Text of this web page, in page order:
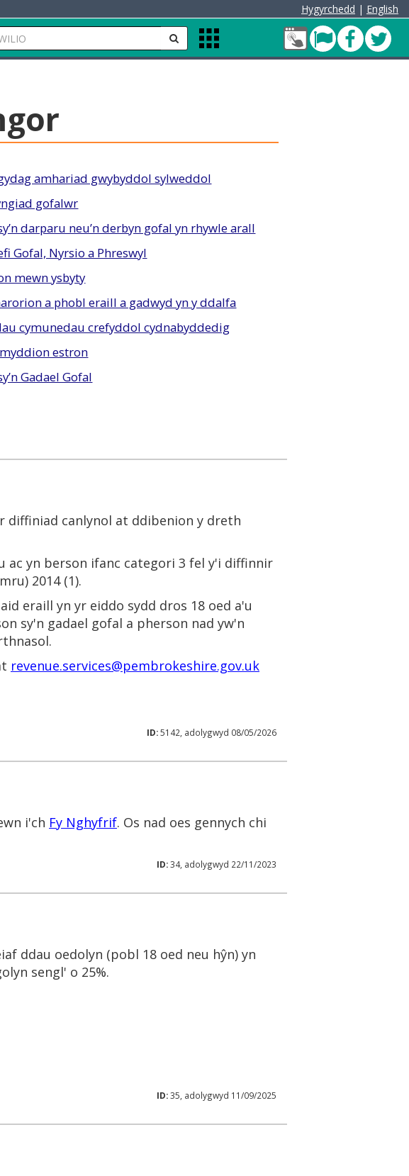
Hygyrchedd | English
anfon
Apps
Menu
Fy
NghyfrifPont
Cleddau
amhariad gwybyddol sylweddol
gofalwr
darparu neu’n derbyn gofal yn rhywle arall
Gofal, Nyrsio a Phreswyl
mewn ysbyty
a phobl eraill a gadwyd yn y ddalfa
cymunedau crefyddol cydnabyddedig
estron
Gadael Gofal
diffiniad canlynol at ddibenion y dreth
ac yn berson ifanc categori 3 fel y'i diffinnir
2014 (1).
eraill yn yr eiddo sydd dros 18 oed a'u
sy'n gadael gofal a pherson nad yw'n
revenue.services@pembrokeshire.gov.uk
ID:5142, adolygwyd 08/05/2026
i'ch Fy Nghyfrif. Os nad oes gennych chi
ID:34, adolygwyd 22/11/2023
ddau oedolyn (pobl 18 oed neu hŷn) yn
sengl' o 25%.
ID:35, adolygwyd 11/09/2025